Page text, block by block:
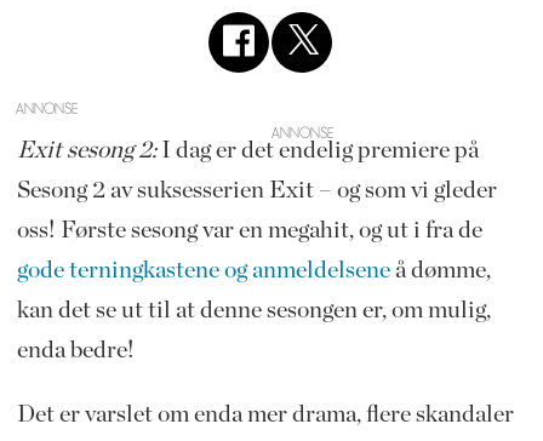
ANNONSE
Exit sesong 2:I dag er det endelig premiere på
Sesong 2 av suksesserien Exit – og som vi gleder
oss! Første sesong var en megahit, og ut i fra de
gode terningkastene og anmeldelseneå dømme,
kan det se ut til at denne sesongen er, om mulig,
enda bedre!
Det er varslet om enda mer drama, flere skandaler